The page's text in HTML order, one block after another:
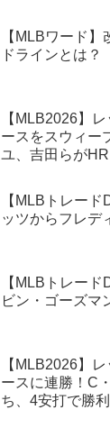
【MLBワード
ドラインとは？
【MLB2026】
ースをスウィー
ユ、吉田らがHR
【MLBトレー
ッツからフレデ
【MLBトレー
ビン・ゴーズマ
【MLB2026】
ースに連勝！C
ち、4安打で勝利